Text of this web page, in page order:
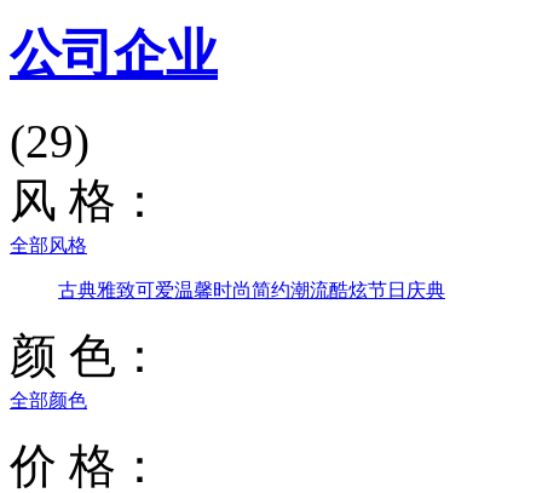
公司企业
(29)
风 格：
全部风格
古典雅致可爱温馨时尚简约潮流酷炫节日庆典
颜 色：
全部颜色
价 格：